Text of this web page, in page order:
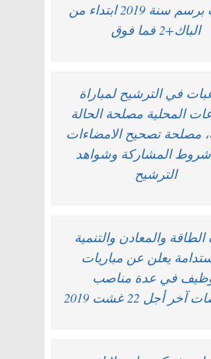
منصب برسم سنة 2019 ابتداء من
الباك+2 فما فوق
في الترشيح لمباراة
المحلية مصلحة الحالة
مصلحة تصحيح الامضاءات
المشاركة وشواهد
الترشيح
الطاقة والمعادن والتنمية
يعلن عن مباريات
في عدة مناصب
أجل 22 غشت 2019